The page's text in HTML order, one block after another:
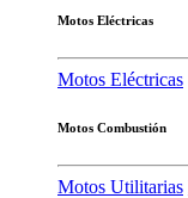
Motos Eléctricas
Motos Eléctricas
Motos Combustión
Motos Utilitarias